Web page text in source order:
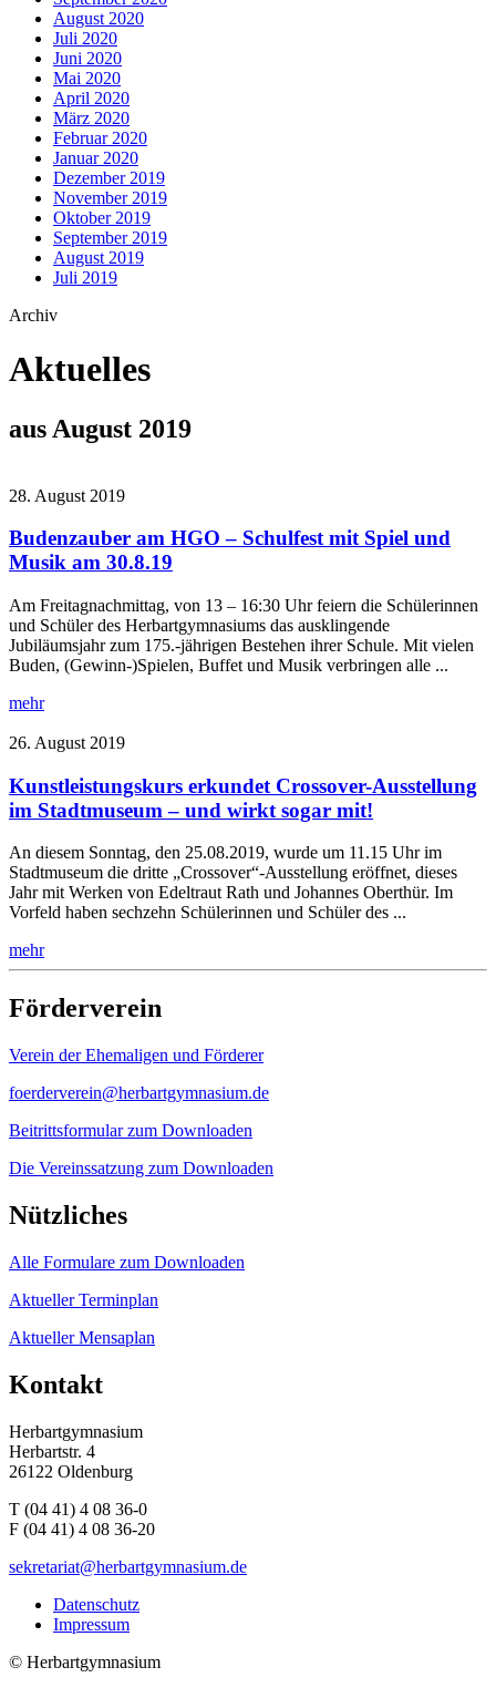
August 2020
Juli 2020
Juni 2020
Mai 2020
April 2020
März 2020
Februar 2020
Januar 2020
Dezember 2019
November 2019
Oktober 2019
September 2019
August 2019
Juli 2019
Archiv
Aktuelles
aus August 2019
28. August 2019
Budenzauber am HGO – Schulfest mit Spiel und
Musik am 30.8.19
Am Freitagnachmittag, von 13 – 16:30 Uhr feiern die Schülerinnen
und Schüler des Herbartgymnasiums das ausklingende
Jubiläumsjahr zum 175.-jährigen Bestehen ihrer Schule. Mit vielen
Buden, (Gewinn-)Spielen, Buffet und Musik verbringen alle ...
mehr
26. August 2019
Kunstleistungskurs erkundet Crossover-Ausstellung
im Stadtmuseum – und wirkt sogar mit!
An diesem Sonntag, den 25.08.2019, wurde um 11.15 Uhr im
Stadtmuseum die dritte „Crossover“-Ausstellung eröffnet, dieses
Jahr mit Werken von Edeltraut Rath und Johannes Oberthür. Im
Vorfeld haben sechzehn Schülerinnen und Schüler des ...
mehr
Förderverein
Verein der Ehemaligen und Förderer
foerderverein@herbartgymnasium.de
Beitrittsformular zum Downloaden
Die Vereinssatzung zum Downloaden
Nützliches
Alle Formulare zum Downloaden
Aktueller Terminplan
Aktueller Mensaplan
Kontakt
Herbartgymnasium
Herbartstr. 4
26122 Oldenburg
T (04 41) 4 08 36-0
F (04 41) 4 08 36-20
sekretariat@herbartgymnasium.de
Datenschutz
Impressum
© Herbartgymnasium